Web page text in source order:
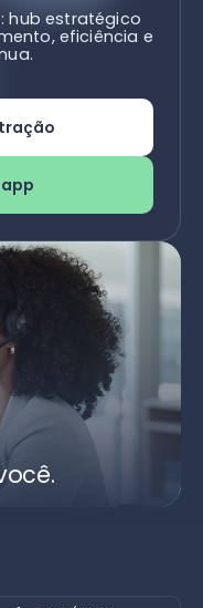
hub estratégico
eficiência e